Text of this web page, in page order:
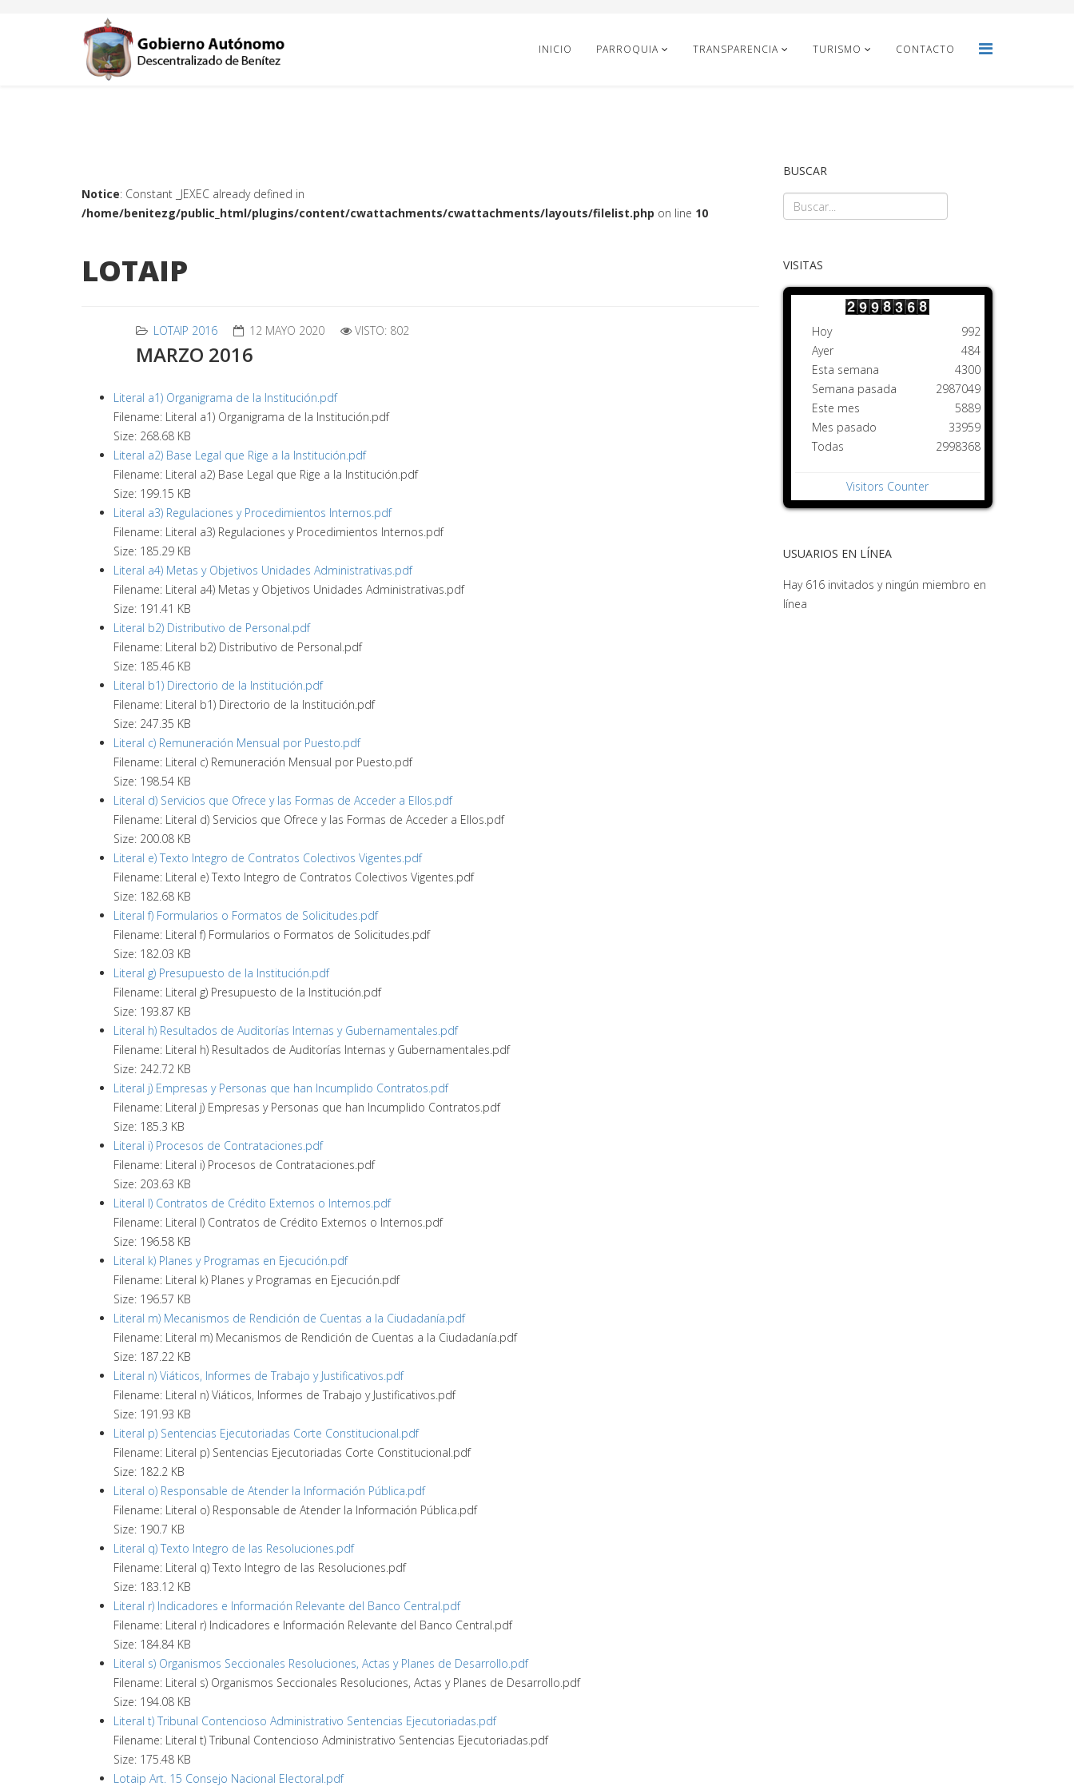
INICIO PARROQUIA TRANSPARENCIA TURISMO CONTACTO
Notice: Constant _JEXEC already defined in
/home/benitezg/public_html/plugins/content/cwattachments/cwattachments/layouts/filelist.php on line 10
LOTAIP
LOTAIP 2016 12 MAYO 2020 VISTO: 802
MARZO 2016
Literal a1) Organigrama de la Institución.pdf
Filename: Literal a1) Organigrama de la Institución.pdf
Size: 268.68 KB
Literal a2) Base Legal que Rige a la Institución.pdf
Filename: Literal a2) Base Legal que Rige a la Institución.pdf
Size: 199.15 KB
Literal a3) Regulaciones y Procedimientos Internos.pdf
Filename: Literal a3) Regulaciones y Procedimientos Internos.pdf
Size: 185.29 KB
Literal a4) Metas y Objetivos Unidades Administrativas.pdf
Filename: Literal a4) Metas y Objetivos Unidades Administrativas.pdf
Size: 191.41 KB
Literal b2) Distributivo de Personal.pdf
Filename: Literal b2) Distributivo de Personal.pdf
Size: 185.46 KB
Literal b1) Directorio de la Institución.pdf
Filename: Literal b1) Directorio de la Institución.pdf
Size: 247.35 KB
Literal c) Remuneración Mensual por Puesto.pdf
Filename: Literal c) Remuneración Mensual por Puesto.pdf
Size: 198.54 KB
Literal d) Servicios que Ofrece y las Formas de Acceder a Ellos.pdf
Filename: Literal d) Servicios que Ofrece y las Formas de Acceder a Ellos.pdf
Size: 200.08 KB
Literal e) Texto Integro de Contratos Colectivos Vigentes.pdf
Filename: Literal e) Texto Integro de Contratos Colectivos Vigentes.pdf
Size: 182.68 KB
Literal f) Formularios o Formatos de Solicitudes.pdf
Filename: Literal f) Formularios o Formatos de Solicitudes.pdf
Size: 182.03 KB
Literal g) Presupuesto de la Institución.pdf
Filename: Literal g) Presupuesto de la Institución.pdf
Size: 193.87 KB
Literal h) Resultados de Auditorías Internas y Gubernamentales.pdf
Filename: Literal h) Resultados de Auditorías Internas y Gubernamentales.pdf
Size: 242.72 KB
Literal j) Empresas y Personas que han Incumplido Contratos.pdf
Filename: Literal j) Empresas y Personas que han Incumplido Contratos.pdf
Size: 185.3 KB
Literal i) Procesos de Contrataciones.pdf
Filename: Literal i) Procesos de Contrataciones.pdf
Size: 203.63 KB
Literal l) Contratos de Crédito Externos o Internos.pdf
Filename: Literal l) Contratos de Crédito Externos o Internos.pdf
Size: 196.58 KB
Literal k) Planes y Programas en Ejecución.pdf
Filename: Literal k) Planes y Programas en Ejecución.pdf
Size: 196.57 KB
Literal m) Mecanismos de Rendición de Cuentas a la Ciudadanía.pdf
Filename: Literal m) Mecanismos de Rendición de Cuentas a la Ciudadanía.pdf
Size: 187.22 KB
Literal n) Viáticos, Informes de Trabajo y Justificativos.pdf
Filename: Literal n) Viáticos, Informes de Trabajo y Justificativos.pdf
Size: 191.93 KB
Literal p) Sentencias Ejecutoriadas Corte Constitucional.pdf
Filename: Literal p) Sentencias Ejecutoriadas Corte Constitucional.pdf
Size: 182.2 KB
Literal o) Responsable de Atender la Información Pública.pdf
Filename: Literal o) Responsable de Atender la Información Pública.pdf
Size: 190.7 KB
Literal q) Texto Integro de las Resoluciones.pdf
Filename: Literal q) Texto Integro de las Resoluciones.pdf
Size: 183.12 KB
Literal r) Indicadores e Información Relevante del Banco Central.pdf
Filename: Literal r) Indicadores e Información Relevante del Banco Central.pdf
Size: 184.84 KB
Literal s) Organismos Seccionales Resoluciones, Actas y Planes de Desarrollo.pdf
Filename: Literal s) Organismos Seccionales Resoluciones, Actas y Planes de Desarrollo.pdf
Size: 194.08 KB
Literal t) Tribunal Contencioso Administrativo Sentencias Ejecutoriadas.pdf
Filename: Literal t) Tribunal Contencioso Administrativo Sentencias Ejecutoriadas.pdf
Size: 175.48 KB
Lotaip Art. 15 Consejo Nacional Electoral.pdf
BUSCAR
VISITAS
Hoy
Ayer
Esta semana
Semana pasada
Este mes
Mes pasado
Todas
992
484
4300
2987049
5889
33959
2998368
Visitors Counter
USUARIOS EN LÍNEA
Hay 616 invitados y ningún miembro en
línea